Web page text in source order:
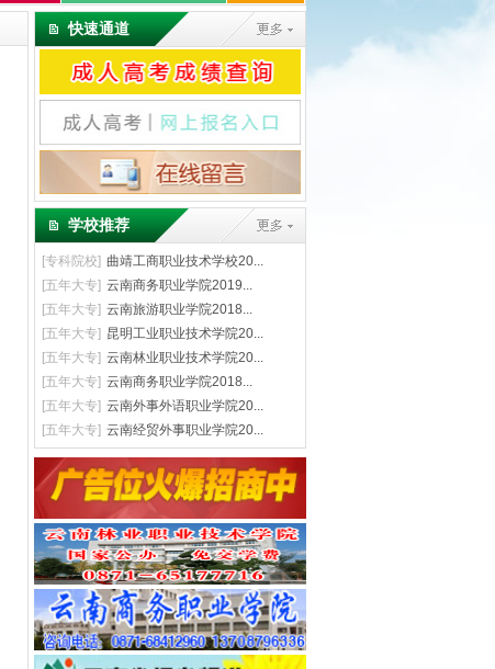
快速通道
学校推荐
[专科院校] 曲靖工商职业技术学校20...
[五年大专] 云南商务职业学院2019...
[五年大专] 云南旅游职业学院2018...
[五年大专] 昆明工业职业技术学院20...
[五年大专] 云南林业职业技术学院20...
[五年大专] 云南商务职业学院2018...
[五年大专] 云南外事外语职业学院20...
[五年大专] 云南经贸外事职业学院20...